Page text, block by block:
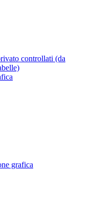
controllati (da
grafica